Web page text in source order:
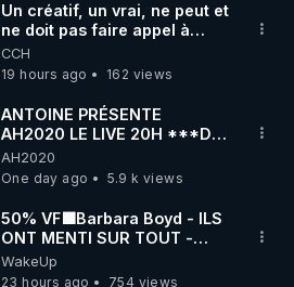
Un créatif, un vrai, ne peut et
ne doit pas faire appel à
l'intelligence artificielle
CCH
19 hours ago
162 views
ANTOINE PRÉSENTE
AH2020 LE LIVE 20H ***DU
06/08/2026***
AH2020
One day ago
5.9 k views
50% VF🟩Barbara Boyd - ILS
ONT MENTI SUR TOUT -
Jocelyne Traduction
WakeUp
23 hours ago
754 views